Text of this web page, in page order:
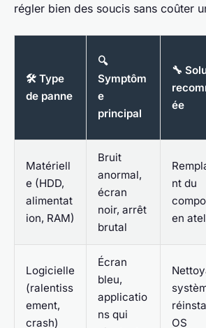
régler bien des soucis sans coûter
🛠️ Type
de panne
🔍
Symptôm
e
principal
🔧
ée
Matériell
e (HDD,
alimentat
ion, RAM)
Bruit
anormal,
écran
noir, arrêt
brutal
nt du
en
Logicielle
(ralentiss
ement,
crash)
Écran
bleu,
applicatio
ns qui
OS